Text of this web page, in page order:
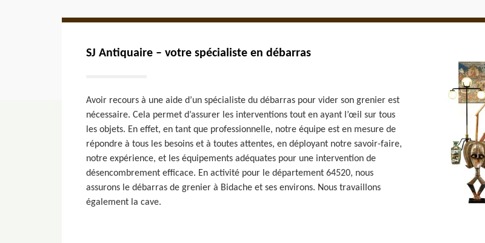
SJ Antiquaire – votre spécialiste en débarras
Avoir recours à une aide d’un spécialiste du débarras pour vider son grenier est
nécessaire. Cela permet d’assurer les interventions tout en ayant l’œil sur tous
les objets. En effet, en tant que professionnelle, notre équipe est en mesure de
répondre à tous les besoins et à toutes attentes, en déployant notre savoir-faire,
notre expérience, et les équipements adéquates pour une intervention de
désencombrement efficace. En activité pour le département 64520, nous
assurons le débarras de grenier à Bidache et ses environs. Nous travaillons
également la cave.